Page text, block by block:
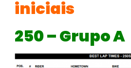
iniciais
250 – Grupo A